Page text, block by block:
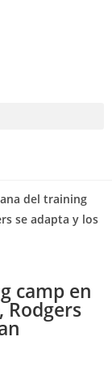
del training
se adapta y los
camp en
Rodgers